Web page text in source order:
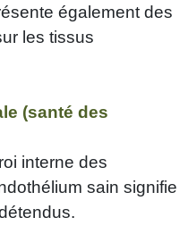
également des
les tissus
(santé des
interne des
sain signifie